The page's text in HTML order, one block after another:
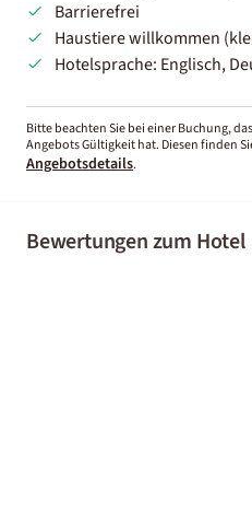
Barrierefrei
Haustiere willkommen
Hotelsprache: Englisch,
Bitte beachten Sie bei einer Buchung,
Angebots Gültigkeit hat. Diesen finden
Angebotsdetails.
Bewertungen zum Hotel